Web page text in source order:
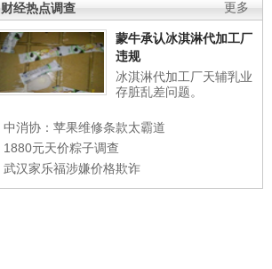
更多
财经热点调查
蒙牛承认冰淇淋代加工厂
违规
冰淇淋代加工厂天辅乳业
存脏乱差问题。
中消协：苹果维修条款太霸道
1880元天价粽子调查
武汉家乐福涉嫌价格欺诈